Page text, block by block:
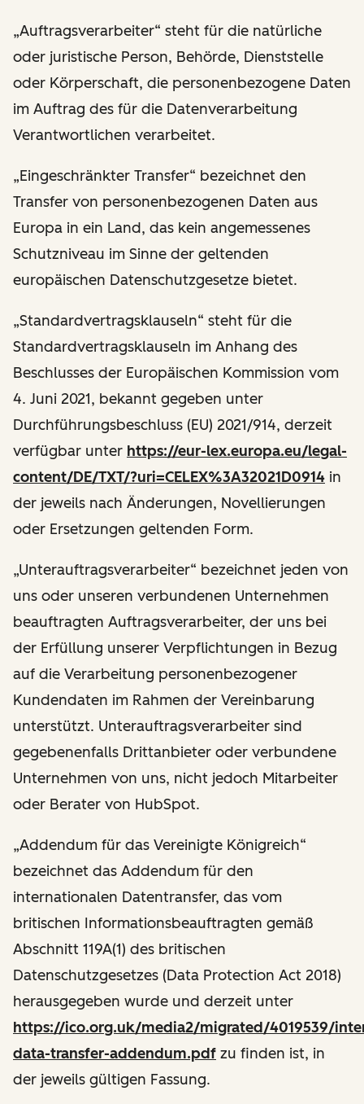
„Auftragsverarbeiter“ steht für die natürliche
oder juristische Person, Behörde, Dienststelle
oder Körperschaft, die personenbezogene Daten
im Auftrag des für die Datenverarbeitung
Verantwortlichen verarbeitet.
„Eingeschränkter Transfer“ bezeichnet den
Transfer von personenbezogenen Daten aus
Europa in ein Land, das kein angemessenes
Schutzniveau im Sinne der geltenden
europäischen Datenschutzgesetze bietet.
„Standardvertragsklauseln“ steht für die
Standardvertragsklauseln im Anhang des
Beschlusses der Europäischen Kommission vom
4. Juni 2021, bekannt gegeben unter
Durchführungsbeschluss (EU) 2021/914, derzeit
verfügbar unter https://eur-lex.europa.eu/legal-
content/DE/TXT/?uri=CELEX%3A32021D0914 in
der jeweils nach Änderungen, Novellierungen
oder Ersetzungen geltenden Form.
„Unterauftragsverarbeiter“ bezeichnet jeden von
uns oder unseren verbundenen Unternehmen
beauftragten Auftragsverarbeiter, der uns bei
der Erfüllung unserer Verpflichtungen in Bezug
auf die Verarbeitung personenbezogener
Kundendaten im Rahmen der Vereinbarung
unterstützt. Unterauftragsverarbeiter sind
gegebenenfalls Drittanbieter oder verbundene
Unternehmen von uns, nicht jedoch Mitarbeiter
oder Berater von HubSpot.
„Addendum für das Vereinigte Königreich“
bezeichnet das Addendum für den
internationalen Datentransfer, das vom
britischen Informationsbeauftragten gemäß
Abschnitt 119A(1) des britischen
Datenschutzgesetzes (Data Protection Act 2018)
herausgegeben wurde und derzeit unter
https://ico.org.uk/media2/migrated/4019539/
data-transfer-addendum.pdf zu finden ist, in
der jeweils gültigen Fassung.